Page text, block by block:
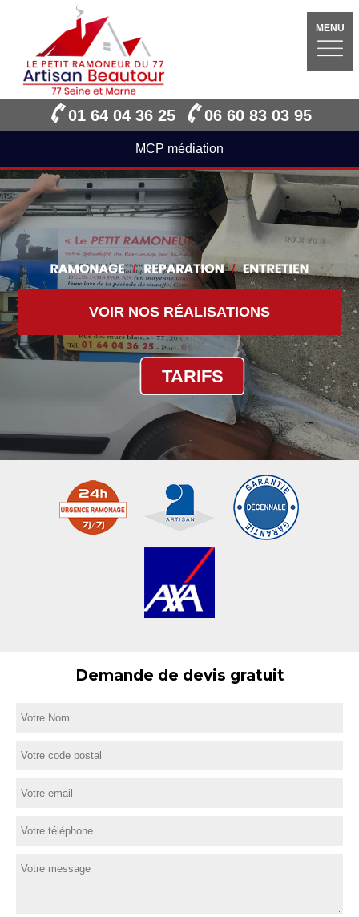
MENU
01 64 04 36 25 06 60 83 03 95
MCP médiation
VOIR NOS RÉALISATIONS
TARIFS
Demande de devis gratuit